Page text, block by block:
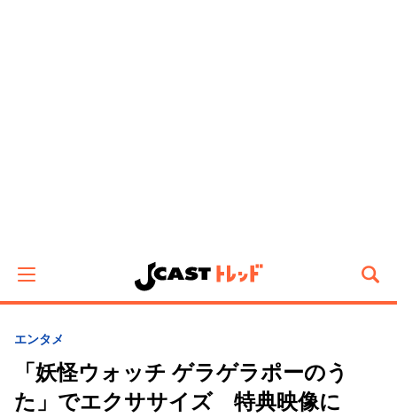
エンタメ
「妖怪ウォッチ ゲラゲラポーのう
た」でエクササイズ 特典映像に